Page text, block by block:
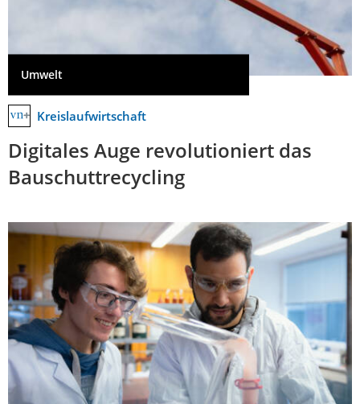
Umwelt
Kreislaufwirtschaft
Digitales Auge revolutioniert das
Bauschuttrecycling